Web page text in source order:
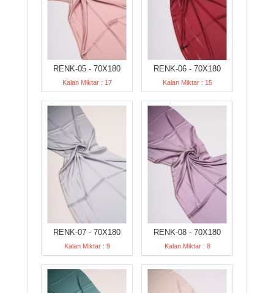
RENK-05 - 70X180
Kalan Miktar : 17
RENK-06 - 70X180
Kalan Miktar : 15
RENK-07 - 70X180
Kalan Miktar : 9
RENK-08 - 70X180
Kalan Miktar : 8